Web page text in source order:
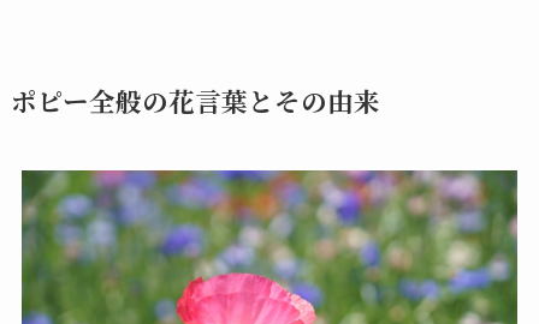
ポピー全般の花言葉とその由来